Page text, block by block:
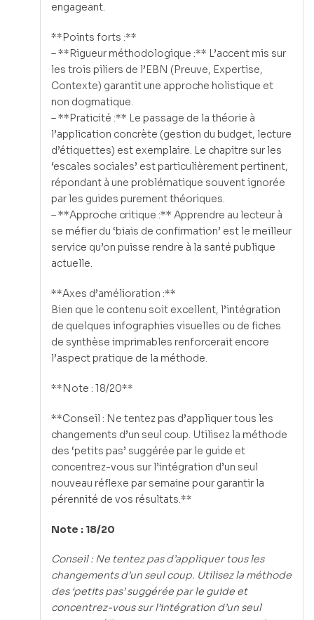
engageant.
**Points forts :**
– **Rigueur méthodologique :** L’accent mis sur
les trois piliers de l’EBN (Preuve, Expertise,
Contexte) garantit une approche holistique et
non dogmatique.
– **Praticité :** Le passage de la théorie à
l’application concrète (gestion du budget, lecture
d’étiquettes) est exemplaire. Le chapitre sur les
‘escales sociales’ est particulièrement pertinent,
répondant à une problématique souvent ignorée
par les guides purement théoriques.
– **Approche critique :** Apprendre au lecteur à
se méfier du ‘biais de confirmation’ est le meilleur
service qu’on puisse rendre à la santé publique
actuelle.
**Axes d’amélioration :**
Bien que le contenu soit excellent, l’intégration
de quelques infographies visuelles ou de fiches
de synthèse imprimables renforcerait encore
l’aspect pratique de la méthode.
**Note : 18/20**
**Conseil : Ne tentez pas d’appliquer tous les
changements d’un seul coup. Utilisez la méthode
des ‘petits pas’ suggérée par le guide et
concentrez-vous sur l’intégration d’un seul
nouveau réflexe par semaine pour garantir la
pérennité de vos résultats.**
Note : 18/20
Conseil : Ne tentez pas d’appliquer tous les
changements d’un seul coup. Utilisez la méthode
des ‘petits pas’ suggérée par le guide et
concentrez-vous sur l’intégration d’un seul